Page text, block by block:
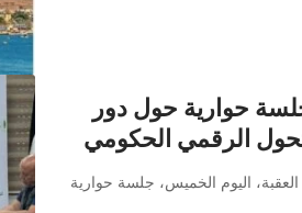
حوارية حول دور
الرقمي الحكومي
اليوم الخميس، جلسة حوارية